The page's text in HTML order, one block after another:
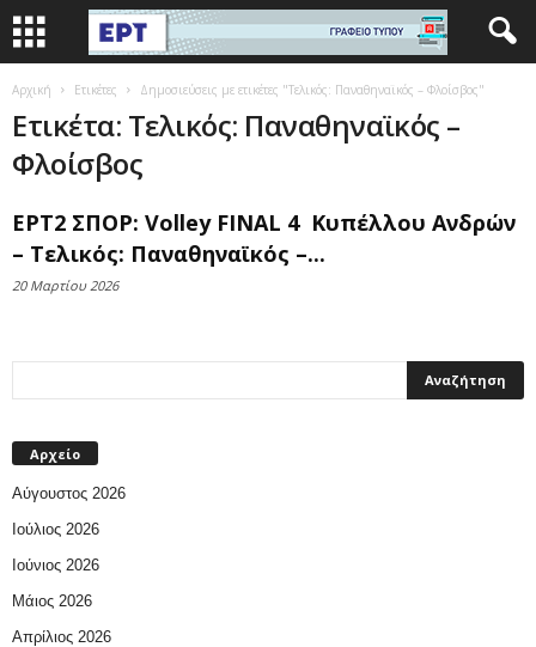
Αρχική Ετικέτες Δημοσιεύσεις με ετικέτες "Τελικός: Παναθηναϊκός – Φλοίσβος"
Ετικέτα: Τελικός: Παναθηναϊκός –
Φλοίσβος
ΕΡΤ2 ΣΠΟΡ: Volley FINAL 4 Κυπέλλου Ανδρών
– Τελικός: Παναθηναϊκός –...
20 Μαρτίου 2026
Αρχείο
Αύγουστος 2026
Ιούλιος 2026
Ιούνιος 2026
Μάιος 2026
Απρίλιος 2026